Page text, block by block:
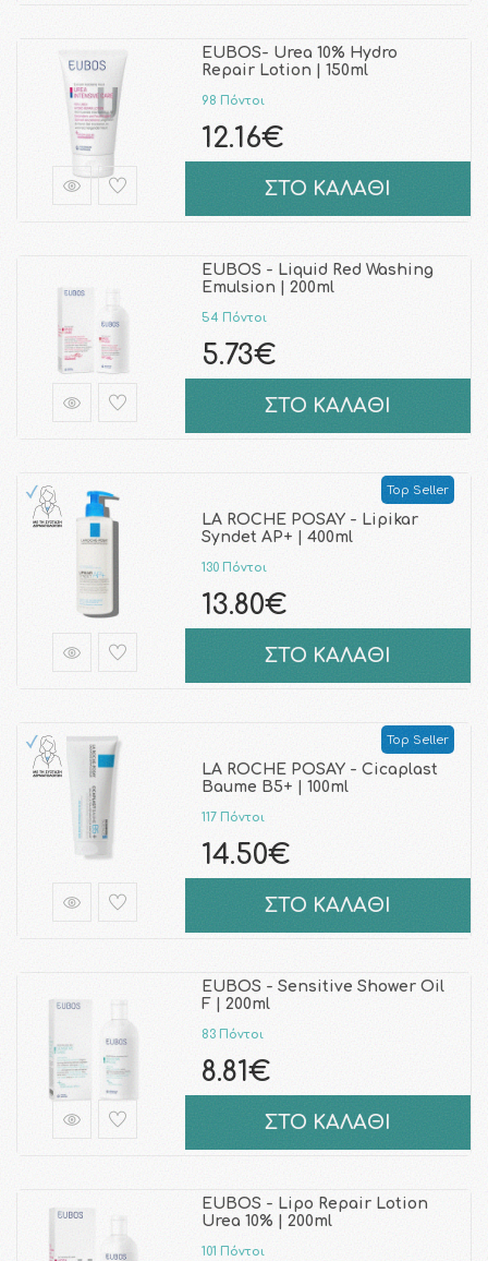
EUBOS- Urea 10% Hydro
Repair Lotion | 150ml
98 Πόντοι
12.16€
ΣΤΟ ΚΑΛΑΘΙ
EUBOS - Liquid Red Washing
Emulsion | 200ml
54 Πόντοι
5.73€
ΣΤΟ ΚΑΛΑΘΙ
Top Seller
LA ROCHE POSAY - Lipikar
Syndet AP+ | 400ml
130 Πόντοι
13.80€
ΣΤΟ ΚΑΛΑΘΙ
Top Seller
LA ROCHE POSAY - Cicaplast
Baume B5+ | 100ml
117 Πόντοι
14.50€
ΣΤΟ ΚΑΛΑΘΙ
EUBOS - Sensitive Shower Oil
F | 200ml
83 Πόντοι
8.81€
ΣΤΟ ΚΑΛΑΘΙ
EUBOS - Lipo Repair Lotion
Urea 10% | 200ml
101 Πόντοι